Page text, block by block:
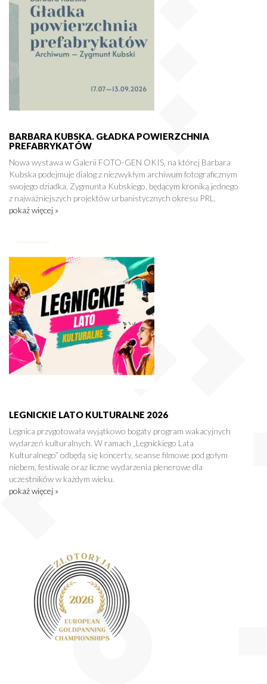
BARBARA KUBSKA. GŁADKA POWIERZCHNIA
PREFABRYKATÓW
Nowa wystawa w Galerii FOTO-GEN OKIS, na której Barbara
Kubska podejmuje dialog z niezwykłym archiwum fotograficznym
swojego dziadka, Zygmunta Kubskiego, będącym kroniką jednego
z najważniejszych projektów urbanistycznych okresu PRL.
pokaż więcej »
LEGNICKIE LATO KULTURALNE 2026
Legnica przygotowała wyjątkowo bogaty program wakacyjnych
wydarzeń kulturalnych. W ramach „Legnickiego Lata
Kulturalnego” odbędą się koncerty, seanse filmowe pod gołym
niebem, festiwale oraz liczne wydarzenia plenerowe dla
uczestników w każdym wieku.
pokaż więcej »